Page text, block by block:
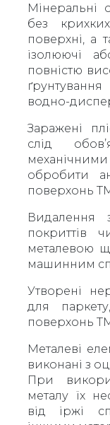
Мінеральні
без
поверхні, а
ізолюючі
повністю
водно-
Заражені
слід
обробити
поверхонь
Видалення
покриттів
металевою
машинним
Утворені
для
поверхонь
Металеві
виконані з
При
металу їх
від іржі